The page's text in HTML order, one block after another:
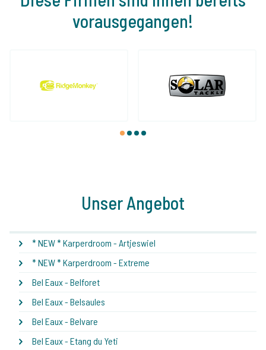
vorausgegangen!
1 2 3 4
Unser Angebot
* NEW * Karperdroom - Artjeswiel
* NEW * Karperdroom - Extreme
Bel Eaux - Belforet
Bel Eaux - Belsaules
Bel Eaux - Belvare
Bel Eaux - Etang du Yeti